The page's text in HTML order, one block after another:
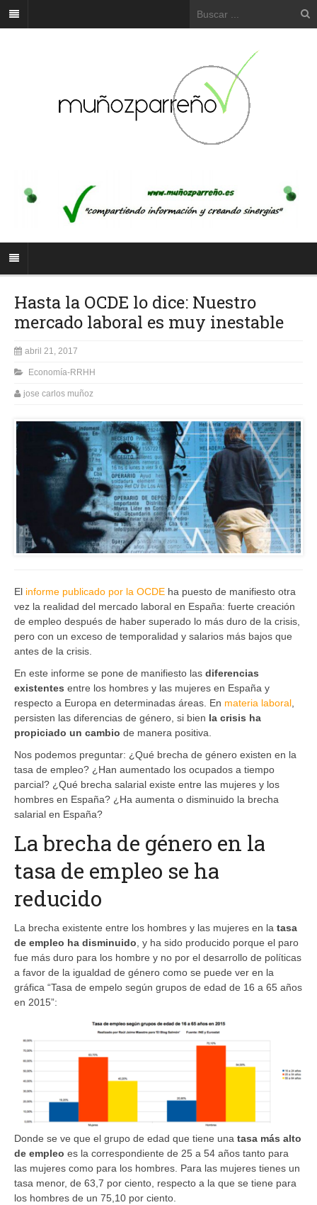
Hasta la OCDE lo dice: Nuestro
mercado laboral es muy inestable
abril 21, 2017
Economía-RRHH
jose carlos muñoz
El informe publicado por la OCDE ha puesto de manifiesto otra
vez la realidad del mercado laboral en España: fuerte creación
de empleo después de haber superado lo más duro de la crisis,
pero con un exceso de temporalidad y salarios más bajos que
antes de la crisis.
En este informe se pone de manifiesto las diferencias
existentes entre los hombres y las mujeres en España y
respecto a Europa en determinadas áreas. En materia laboral
persisten las diferencias de género, si bien la crisis ha
propiciado un cambio de manera positiva.
Nos podemos preguntar: ¿Qué brecha de género existen en la
tasa de empleo? ¿Han aumentado los ocupados a tiempo
parcial? ¿Qué brecha salarial existe entre las mujeres y los
hombres en España? ¿Ha aumenta o disminuido la brecha
salarial en España?
La brecha de género en la
tasa de empleo se ha
reducido
La brecha existente entre los hombres y las mujeres en la tasa
de empleo ha disminuido , y ha sido producido porque el paro
fue más duro para los hombre y no por el desarrollo de políticas
a favor de la igualdad de género como se puede ver en la
gráfica “Tasa de empelo según grupos de edad de 16 a 65 años
en 2015”:
Donde se ve que el grupo de edad que tiene una tasa más alto
de empleo es la correspondiente de 25 a 54 años tanto para
las mujeres como para los hombres. Para las mujeres tienes un
tasa menor, de 63,7 por ciento, respecto a la que se tiene para
los hombres de un 75,10 por ciento.